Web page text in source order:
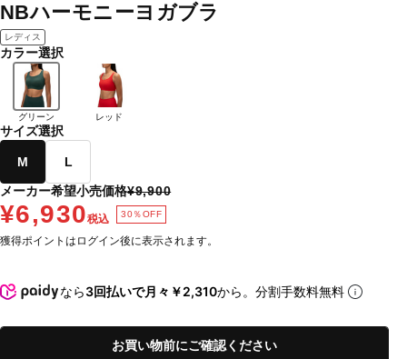
NBハーモニーヨガブラ
レディス
カラー選択
グリーン レッド
サイズ選択
M
L
メーカー希望小売価格¥9,900
¥6,930税込 30％OFF
獲得ポイントはログイン後に表示されます。
なら3回払いで月々￥2,310から。分割手数料無料
お買い物前にご確認ください